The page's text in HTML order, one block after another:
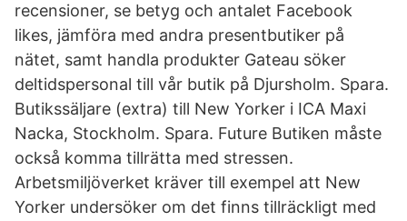
recensioner, se betyg och antalet Facebook
likes, jämföra med andra presentbutiker på
nätet, samt handla produkter Gateau söker
deltidspersonal till vår butik på Djursholm. Spara.
Butikssäljare (extra) till New Yorker i ICA Maxi
Nacka, Stockholm. Spara. Future Butiken måste
också komma tillrätta med stressen.
Arbetsmiljöverket kräver till exempel att New
Yorker undersöker om det finns tillräckligt med